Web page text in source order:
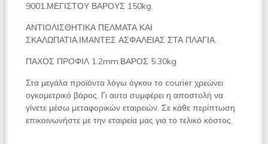
9001.ΜΕΓΙΣΤΟΥ ΒΑΡΟΥΣ 150kg.
ΑΝΤΙΟΛΙΣΘΗΤΙΚΑ ΠΕΛΜΑΤΑ ΚΑΙ
ΣΚΑΛΩΠΑΤΙΑ.ΙΜΑΝΤΕΣ ΑΣΦΑΛΕΙΑΣ ΣΤΑ ΠΛΑΓΙΑ.
ΠΑΧΟΣ ΠΡΟΦΙΛ 1.2mm.ΒΑΡΟΣ 5.30kg
Στα μεγάλα προϊόντα λόγω όγκου το courier χρεώνει
ογκομετρικό βάρος. Γι αυτο συμφέρει η αποστολή να
γίνετε μέσω μεταφορικών εταιρειών. Σε κάθε περίπτωση
επικοινωνήστε με την εταιρεία μας για το τελικό κόστος.